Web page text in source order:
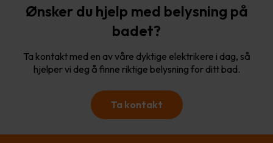
Ønsker du hjelp med belysning på
badet?
Ta kontakt med en av våre dyktige elektrikere i dag, så
hjelper vi deg å finne riktige belysning for ditt bad.
Ta kontakt